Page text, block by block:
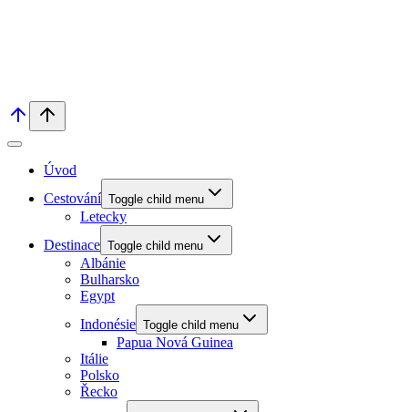
Úvod
Cestování Toggle child menu
Letecky
Destinace Toggle child menu
Albánie
Bulharsko
Egypt
Indonésie Toggle child menu
Papua Nová Guinea
Itálie
Polsko
Řecko